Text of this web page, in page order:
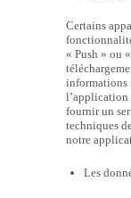
Certains
« Push » ou
informations
l’application
fournir un
techniques
notre
Les